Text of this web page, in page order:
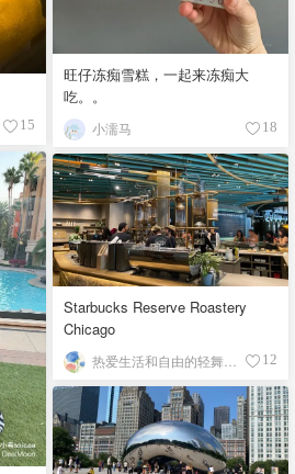
旺仔冻痴雪糕，一起来冻痴大
吃。。
小濡马 18
15
Starbucks Reserve Roastery
Chicago
12